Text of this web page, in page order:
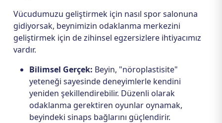
Vücudumuzu geliştirmek için nasıl spor salonuna
gidiyorsak, beynimizin odaklanma merkezini
geliştirmek için de zihinsel egzersizlere ihtiyacımız
vardır.
Bilimsel Gerçek: Beyin, "nöroplastisite"
yeteneği sayesinde deneyimlerle kendini
yeniden şekillendirebilir. Düzenli olarak
odaklanma gerektiren oyunlar oynamak,
beyindeki sinaps bağlarını güçlendirir.